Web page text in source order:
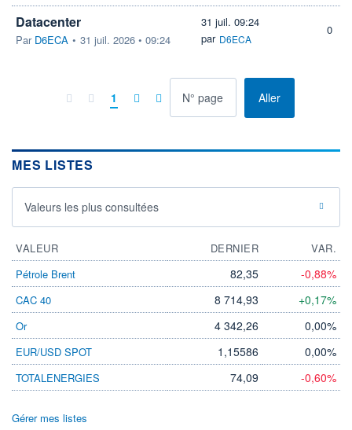
Datacenter
Par D6ECA • 31 juil. 2026 • 09:24
31 juil. 09:24
par D6ECA
0
1 Allerà la page
MES LISTES
Valeurs les plus consultées
VALEUR DERNIER
VAR.
Pétrole Brent
82,35 -0,88%
CAC 40 8 714,93 +0,17%
Or 4 342,26 0,00%
EUR/USD SPOT 1,15586 0,00%
TOTALENERGIES 74,09 -0,60%
Gérer mes listes